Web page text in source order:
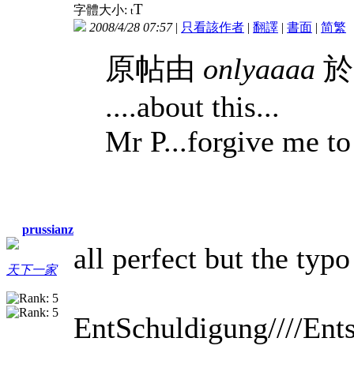
prussianz
天下一家
字體大小: tT
2008/4/28 07:57| 只看該作者 | 翻譯 | 書面 | 简繁
原帖由 onlyaaaa
....about this...
Mr P...forgive me
all perfect but the
EntSchuldigung////